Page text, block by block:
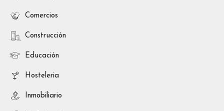
Comercios
Construcción
Educación
Hosteleria
Inmobiliario